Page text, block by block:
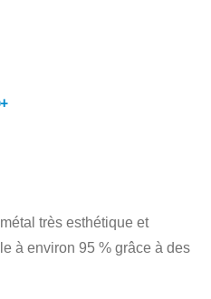
très esthétique et
à environ 95 % grâce à des